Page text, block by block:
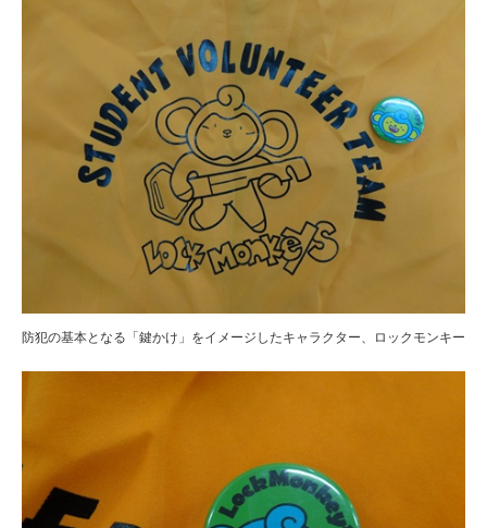
防犯の基本となる「鍵かけ」をイメージしたキャラクター、ロックモンキー